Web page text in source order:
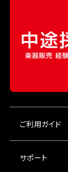
ご利用ガイド
サポート